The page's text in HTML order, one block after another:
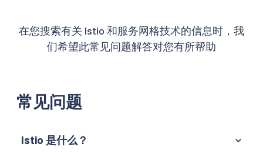
在您搜索有关 Istio 和服务网格技术的信息时，我
们希望此常见问题解答对您有所帮助
常见问题
Istio 是什么？